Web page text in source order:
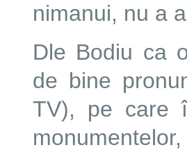
nimanui, nu a
Dle Bodiu ca
de bine
TV), pe care